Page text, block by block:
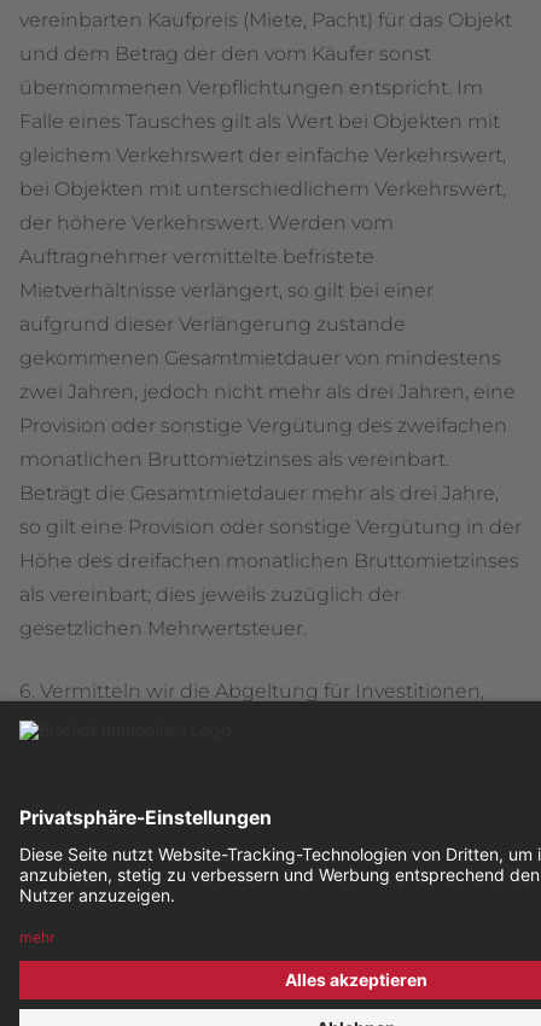
vereinbarten Kaufpreis (Miete, Pacht) für das Objekt
und dem Betrag der den vom Käufer sonst
übernommenen Verpflichtungen entspricht. Im
Falle eines Tausches gilt als Wert bei Objekten mit
gleichem Verkehrswert der einfache Verkehrswert,
bei Objekten mit unterschiedlichem Verkehrswert,
der höhere Verkehrswert. Werden vom
Auftragnehmer vermittelte befristete
Mietverhältnisse verlängert, so gilt bei einer
aufgrund dieser Verlängerung zustande
gekommenen Gesamtmietdauer von mindestens
zwei Jahren, jedoch nicht mehr als drei Jahren, eine
Provision oder sonstige Vergütung des zweifachen
monatlichen Bruttomietzinses als vereinbart.
Beträgt die Gesamtmietdauer mehr als drei Jahre,
so gilt eine Provision oder sonstige Vergütung in der
Höhe des dreifachen monatlichen Bruttomietzinses
als vereinbart; dies jeweils zuzüglich der
gesetzlichen Mehrwertsteuer.
6. Vermitteln wir die Abgeltung für Investitionen,
Einrichtungsgegenstände oder Einräumung von
geleisteten Betrages (zuzüglich der jeweils
gesetzlichen Mehrwertsteuer). Eine zeitlich
befristete Mietzinsreduktion oder
Mietzinsfreistellung bleibt unberücksichtigt.
7. Vermitteln wir sonstige Gebrauchs- und